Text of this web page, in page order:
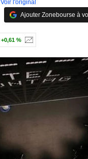
Voir l'original
Ajouter Zonebourse à
+0,61 %